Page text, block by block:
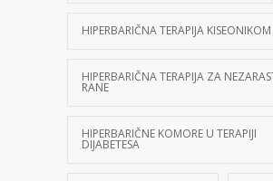
HIPERBARIČNA TERAPIJA KISEONIKOM
HIPERBARIČNA TERAPIJA ZA
RANE
HIPERBARIČNE KOMORE U TERAPIJI
DIJABETESA